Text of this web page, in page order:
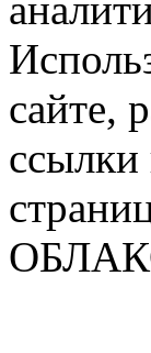
сайте,
ссылки